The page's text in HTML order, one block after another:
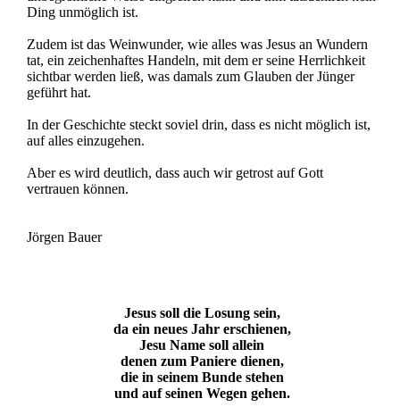
Ding unmöglich ist.
Zudem ist das Weinwunder, wie alles was Jesus an Wundern
tat, ein zeichenhaftes Handeln, mit dem er seine Herrlichkeit
sichtbar werden ließ, was damals zum Glauben der Jünger
geführt hat.
In der Geschichte steckt soviel drin, dass es nicht möglich ist,
auf alles einzugehen.
Aber es wird deutlich, dass auch wir getrost auf Gott
vertrauen können.
Jörgen Bauer
Jesus soll die Losung sein,
da ein neues Jahr erschienen,
Jesu Name soll allein
denen zum Paniere dienen,
die in seinem Bunde stehen
und auf seinen Wegen gehen.